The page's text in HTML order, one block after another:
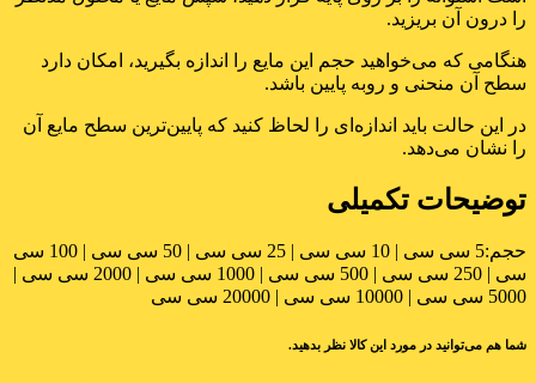
را درون آن بریزید.
هنگامی که می‌خواهید حجم این مایع را اندازه بگیرید، امکان دارد
سطح آن منحنی و روبه‌ پایین باشد.
در این حالت باید اندازه‌ای را لحاظ کنید که پایین‌ترین سطح مایع آن‌
را نشان می‌دهد.
توضیحات تکمیلی
حجم:
5 سی سی | 10 سی سی | 25 سی سی | 50 سی سی | 100 سی
سی | 250 سی سی | 500 سی سی | 1000 سی سی | 2000 سی سی |
5000 سی سی | 10000 سی سی | 20000 سی سی
شما هم می‌توانید در مورد این کالا نظر بدهید.